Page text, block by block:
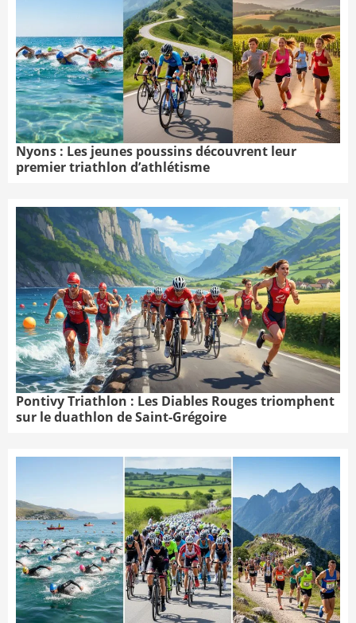
Nyons : Les jeunes poussins découvrent leur
premier triathlon d’athlétisme
Pontivy Triathlon : Les Diables Rouges triomphent
sur le duathlon de Saint-Grégoire